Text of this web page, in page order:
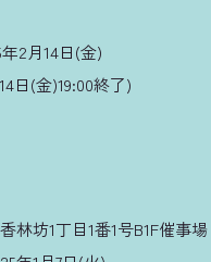
2月14日(金)
日(金)19:00終了)
林坊1丁目1番1号B1F催事場